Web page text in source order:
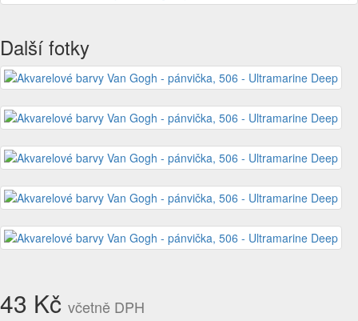
Další fotky
43 Kč včetně DPH